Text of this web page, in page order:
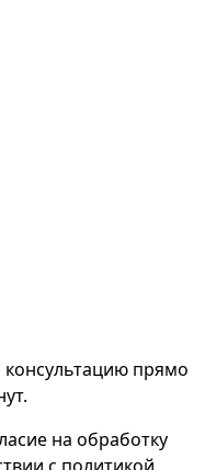
прямо
на обработку
с политикой